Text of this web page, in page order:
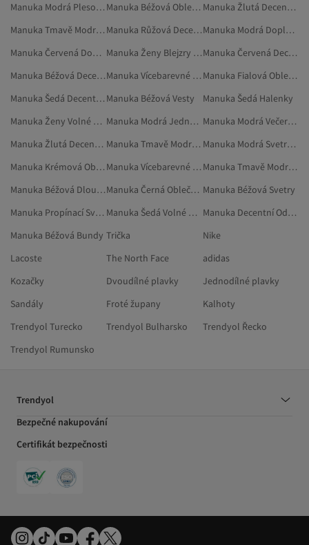
Manuka Modrá Plesové Šaty
Manuka Béžová Oblečení
Manuka Žlutá Decentní Oděvy
Manuka Tmavě Modrá Dlouhé Sukně
Manuka Růžová Decentní Oděvy
Manuka Modrá Doplňky
Manuka Červená Doplňky
Manuka Ženy Blejzry A Vesty
Manuka Červená Decentní Oděvy
Manuka Béžová Decentní Oděvy
Manuka Vícebarevné Oblečení
Manuka Fialová Oblečení
Manuka Šedá Decentní Oděvy Manuka Béžová Vesty
Manuka Šedá Halenky
Manuka Ženy Volné Svetry
Manuka Modrá Jednoduché Večerní Šaty
Manuka Modrá Večerní A Plesové Šaty
Manuka Žlutá Decentní Tuniky
Manuka Tmavě Modrá Plesové Šaty
Manuka Modrá Svetry A Propínací Svetry
Manuka Krémová Oblečení
Manuka Vícebarevné Decentní Oděvy
Manuka Tmavě Modrá Svetry A Propínací Svetry
Manuka Béžová Dlouhé Sukně
Manuka Černá Oblečení Manuka Béžová Svetry
Manuka Propínací Svetry
Manuka Šedá Volné Bundy
Manuka Decentní Oděvy
Manuka Béžová Bundy Trička
Nike
Lacoste
The North Face
adidas
Kozačky
Dvoudílné plavky
Jednodílné plavky
Sandály
Froté župany
Kalhoty
Trendyol Turecko
Trendyol Bulharsko
Trendyol Řecko
Trendyol Rumunsko
Trendyol
Bezpečné nakupování
Certifikát bezpečnosti